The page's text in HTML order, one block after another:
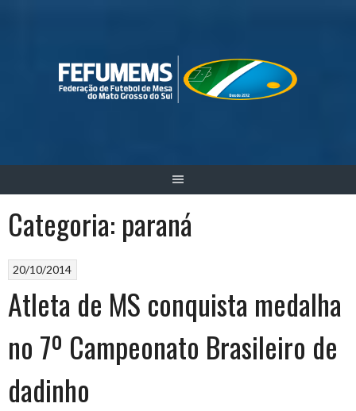
Categoria: paraná
20/10/2014
Atleta de MS conquista medalha
no 7º Campeonato Brasileiro de
dadinho